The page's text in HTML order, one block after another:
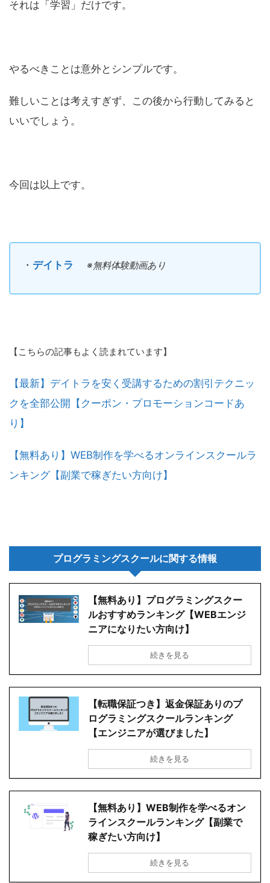
それは「学習」だけです。
やるべきことは意外とシンプルです。
難しいことは考えすぎず、この後から行動してみると
いいでしょう。
今回は以上です。
・ デイトラ ※無料体験動画あり
【こちらの記事もよく読まれています】
【最新】デイトラを安く受講するための割引テクニッ
クを全部公開【クーポン・プロモーションコードあ
り】
【無料あり】WEB制作を学べるオンラインスクールラ
ンキング【副業で稼ぎたい方向け】
プログラミングスクールに関する情報
【無料あり】プログラミングスクー
ルおすすめランキング【WEBエンジ
ニアになりたい方向け】
続きを見る
【転職保証つき】返金保証ありのプ
ログラミングスクールランキング
【エンジニアが選びました】
続きを見る
【無料あり】WEB制作を学べるオン
ラインスクールランキング【副業で
稼ぎたい方向け】
続きを見る